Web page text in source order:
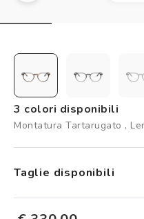
Controllo visivo
Logout
3 colori disponibili
Montatura Tartarugato ,
Taglie disponibili